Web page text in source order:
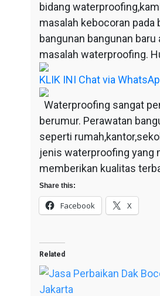
bidang
masalah kebocoran
bangunan bangunan
masalah waterproofing.
KLIK INI Chat via
Waterproofing sangat
berumur. Perawatan
seperti
jenis waterproofing yang
memberikan kualitas
Share this:
Facebook X
Related